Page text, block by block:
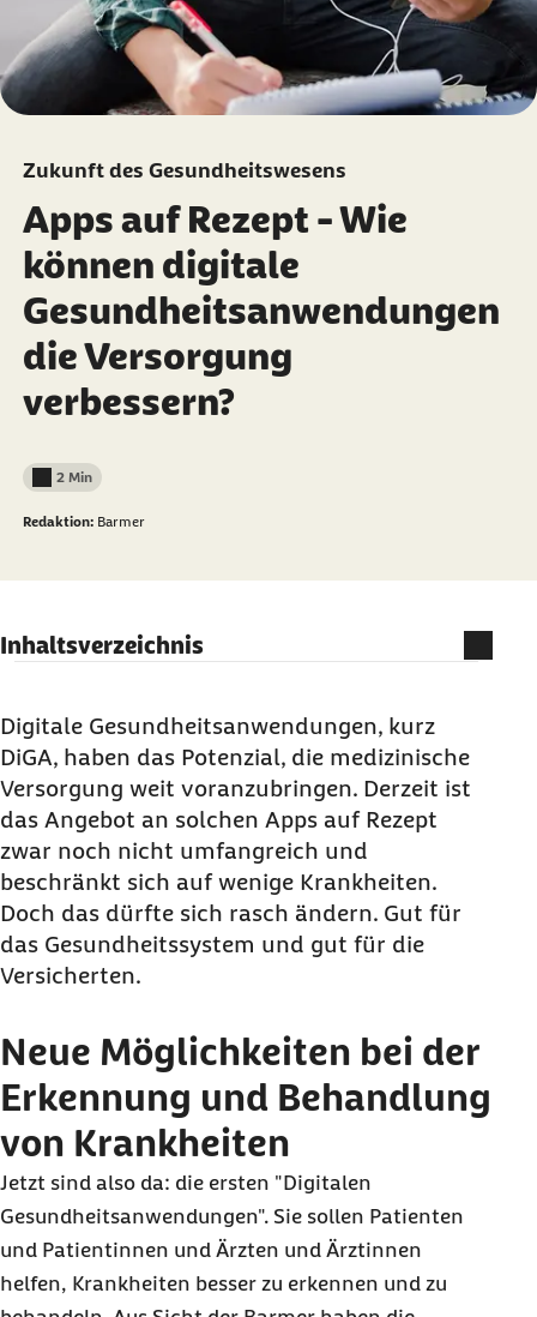
Zukunft des Gesundheitswesens
Apps auf Rezept - Wie
können digitale
Gesundheitsanwendungen
die Versorgung
verbessern?
Lesedauer weniger als
2 Min
Redaktion: Barmer
Inhaltsverzeichnis
Behandlung von Krankheiten
DiGAmüssen zunächst zeigen, welchen Nutzen
sie für Patienten bringen
Digitale Gesundheitsanwendungen, kurz
DiGA, haben das Potenzial, die medizinische
Versorgung weit voranzubringen. Derzeit ist
das Angebot an solchen Apps auf Rezept
zwar noch nicht umfangreich und
beschränkt sich auf wenige Krankheiten.
Doch das dürfte sich rasch ändern. Gut für
das Gesundheitssystem und gut für die
Versicherten.
Neue Möglichkeiten bei der
Erkennung und Behandlung
von Krankheiten
Jetzt sind also da: die ersten "Digitalen
Gesundheitsanwendungen". Sie sollen Patienten
und Patientinnen und Ärzten und Ärztinnen
helfen, Krankheiten besser zu erkennen und zu